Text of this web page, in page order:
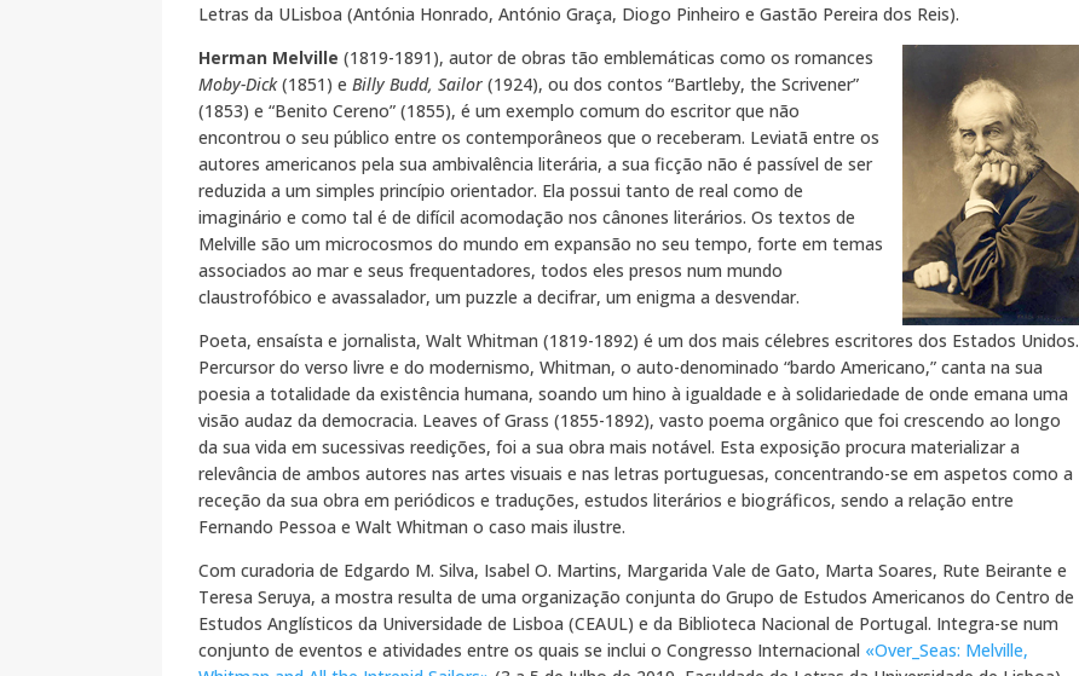
Letras da ULisboa (Antónia Honrado, António Graça, Diogo Pinheiro e Gastão Pereira dos Reis).
Herman Melville (1819-1891), autor de obras tão emblemáticas como os romances
Moby-Dick(1851) eBilly Budd, Sailor (1924), ou dos contos “Bartleby, the Scrivener”
(1853) e “Benito Cereno” (1855), é um exemplo comum do escritor que não
encontrou o seu público entre os contemporâneos que o receberam. Leviatã entre os
autores americanos pela sua ambivalência literária, a sua ficção não é passível de ser
reduzida a um simples princípio orientador. Ela possui tanto de real como de
imaginário e como tal é de difícil acomodação nos cânones literários. Os textos de
Melville são um microcosmos do mundo em expansão no seu tempo, forte em temas
associados ao mar e seus frequentadores, todos eles presos num mundo
claustrofóbico e avassalador, um puzzle a decifrar, um enigma a desvendar.
Poeta, ensaísta e jornalista, Walt Whitman (1819-1892) é um dos mais célebres escritores dos Estados Unidos.
Percursor do verso livre e do modernismo, Whitman, o auto-denominado “bardo Americano,” canta na sua
poesia a totalidade da existência humana, soando um hino à igualdade e à solidariedade de onde emana uma
visão audaz da democracia. Leaves of Grass (1855-1892), vasto poema orgânico que foi crescendo ao longo
da sua vida em sucessivas reedições, foi a sua obra mais notável. Esta exposição procura materializar a
relevância de ambos autores nas artes visuais e nas letras portuguesas, concentrando-se em aspetos como a
receção da sua obra em periódicos e traduções, estudos literários e biográficos, sendo a relação entre
Fernando Pessoa e Walt Whitman o caso mais ilustre.
Com curadoria de Edgardo M. Silva, Isabel O. Martins, Margarida Vale de Gato, Marta Soares, Rute Beirante e
Teresa Seruya, a mostra resulta de uma organização conjunta do Grupo de Estudos Americanos do Centro de
Estudos Anglísticos da Universidade de Lisboa (CEAUL) e da Biblioteca Nacional de Portugal. Integra-se num
conjunto de eventos e atividades entre os quais se inclui o Congresso Internacional «Over_Seas: Melville,